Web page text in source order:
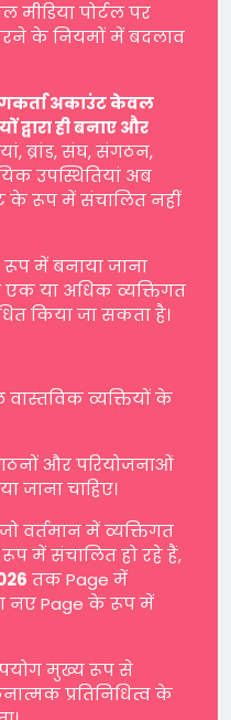
पोर्टल पर
के नियमों में बदलाव
अकाउंट केवल
द्वारा ही बनाए और
ब्रांड, संघ, संगठन,
उपस्थितियां अब
के रूप में संचालित नहीं
में बनाया जाना
या अधिक व्यक्तिगत
किया जा सकता है।
व्यक्तियों के
और परियोजनाओं
जाना चाहिए।
वर्तमान में व्यक्तिगत
में संचालित हो रहे हैं,
तक Page में
नए Page के रूप में
मुख्य रूप से
प्रतिनिधित्व के